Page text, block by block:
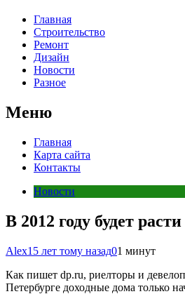
Главная
Строительство
Ремонт
Дизайн
Новости
Разное
Меню
Главная
Карта сайта
Контакты
Новости
В 2012 году будет
Alex15 лет тому назад01 минут
Как пишет dp.ru, риелторы и
Петербурге доходные дома только